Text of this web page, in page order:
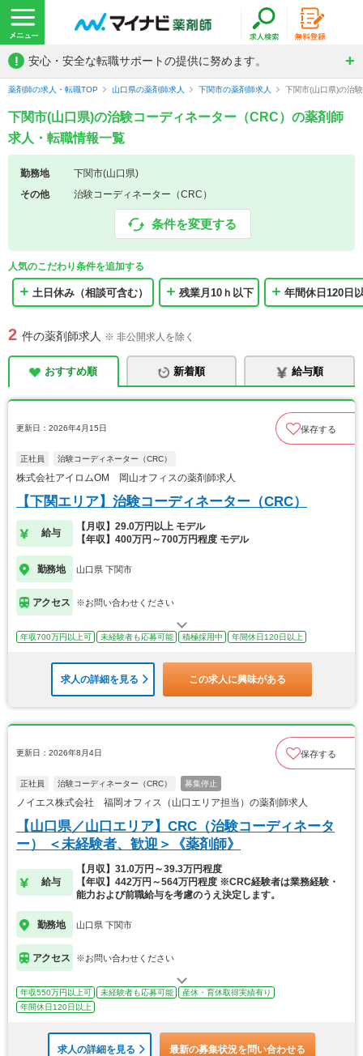
! 安心・安全な転職サポートの提供に努めます。
薬剤師の求人・転職TOP 山口県の薬剤師求人 下関市の薬剤師求人 下関市(山口県)の治
下関市(山口県)の治験コーディネーター（CRC）の薬剤師
求人・転職情報一覧
勤務地
下関市(山口県)
その他
治験コーディネーター（CRC）
条件を変更する
人気のこだわり条件を追加する
土日休み（相談可含む） 残業月10ｈ以下 年間休日120日
2 件の薬剤師求人 ※ 非公開求人を除く
おすすめ順 新着順 給与順
更新日：2026年4月15日 保存する
正社員 治験コーディネーター（CRC）
株式会社アイロムOM 岡山オフィスの薬剤師求人
【下関エリア】治験コーディネーター（CRC）
給与
【月収】29.0万円以上 モデル
【年収】400万円～700万円程度 モデル
勤務地 山口県 下関市
アクセス ※お問い合わせください
年収700万円以上可 未経験者も応募可能 積極採用中 年間休日120日以上
求人の詳細を見る この求人に興味がある
更新日：2026年8月4日 保存する
正社員 治験コーディネーター（CRC） 募集停止
ノイエス株式会社 福岡オフィス（山口エリア担当）の薬剤師求人
【山口県／山口エリア】CRC（治験コーディネータ
ー） ＜未経験者、歓迎＞《薬剤師》
給与
【月収】31.0万円～39.3万円程度
【年収】442万円～564万円程度 ※CRC経験者は業務経験・
能力および前職給与を考慮のうえ決定します。
勤務地 山口県 下関市
アクセス ※お問い合わせください
年収550万円以上可 未経験者も応募可能
産休・育休取得実績有り
年間休日120日以上
求人の詳細を見る 最新の募集状況を問い合わせる